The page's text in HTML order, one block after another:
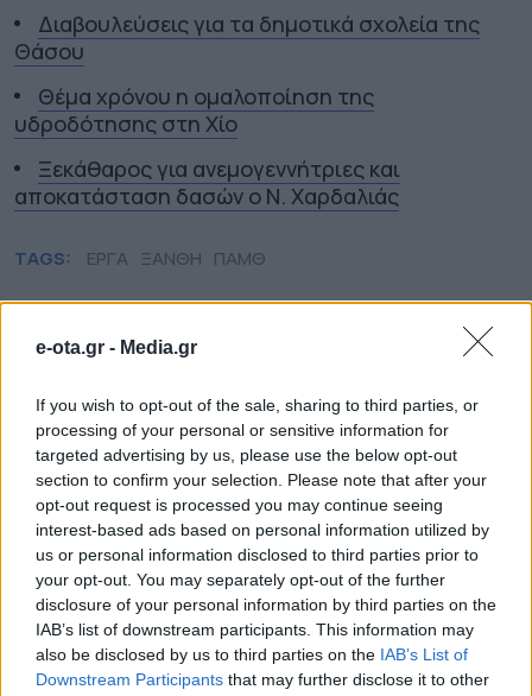
e-ota.gr - Media.gr
If you wish to opt-out of the sale, sharing to third parties, or
processing of your personal or sensitive information for
targeted advertising by us, please use the below opt-out
section to confirm your selection. Please note that after your
opt-out request is processed you may continue seeing
interest-based ads based on personal information utilized by
us or personal information disclosed to third parties prior to
your opt-out. You may separately opt-out of the further
disclosure of your personal information by third parties on the
IAB’s list of downstream participants. This information may
also be disclosed by us to third parties on the IAB’s List of
Downstream Participants that may further disclose it to other
Διαβουλεύσεις για τα δημοτικά σχολεία της
Θάσου
Θέμα χρόνου η ομαλοποίηση της
υδροδότησης στη Χίο
Ξεκάθαρος για ανεμογεννήτριες και
αποκατάσταση δασών ο Ν. Χαρδαλιάς
TAGS: ΕΡΓΑ ΞΑΝΘΗ ΠΑΜΘ
Περιφέρεια Ανατολικής
Μακεδονίας & Θράκης